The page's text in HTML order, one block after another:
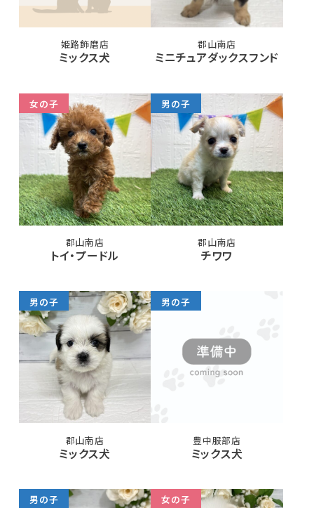
姫路飾磨店
ミックス犬
郡山南店
ミニチュアダックスフンド
女の子
郡山南店
トイ・プードル
男の子
郡山南店
チワワ
男の子
郡山南店
ミックス犬
男の子
豊中服部店
ミックス犬
男の子 女の子